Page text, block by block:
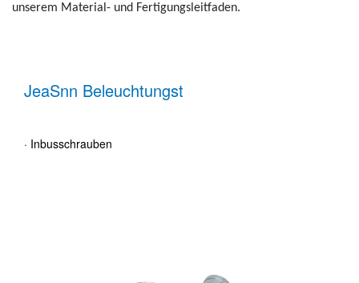
unserem Material- und Fertigungsleitfaden.
JeaSnn Beleuchtungst
· Inbusschrauben